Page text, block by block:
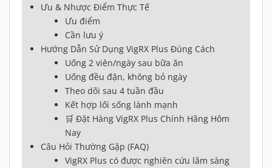
Ưu & Nhược Điểm Thực Tế
Ưu điểm
Cần lưu ý
Hướng Dẫn Sử Dụng VigRX Plus Đúng Cách
Uống 2 viên/ngày sau bữa ăn
Uống đều đặn, không bỏ ngày
Theo dõi sau 4 tuần đầu
Kết hợp lối sống lành mạnh
🛒 Đặt Hàng VigRX Plus Chính Hãng Hôm
Nay
Câu Hỏi Thường Gặp (FAQ)
VigRX Plus có được nghiên cứu lâm sàng